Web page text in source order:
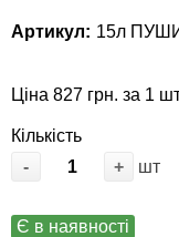
Артикул: 15л
Ціна 827 грн. за 1
Кількість
-
+ шт
Є в наявності
Миски,
Перенесення,
Післяопераційні
матеріали